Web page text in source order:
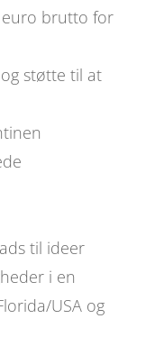
euro brutto for
støtte til at
til ideer
i en
USA og